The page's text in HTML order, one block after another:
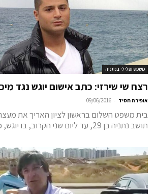
משפט ופלילי בנתניה
רצח שי שירזי: כתב אישום יוגש נגד
אופירה חסיד -
09/06/2016
בית משפט השלום בראשון לציון האריך את
תושב נתניה בן 29, עד ליום שני הקרוב, בו יוגש, ככל הנראה כתב...